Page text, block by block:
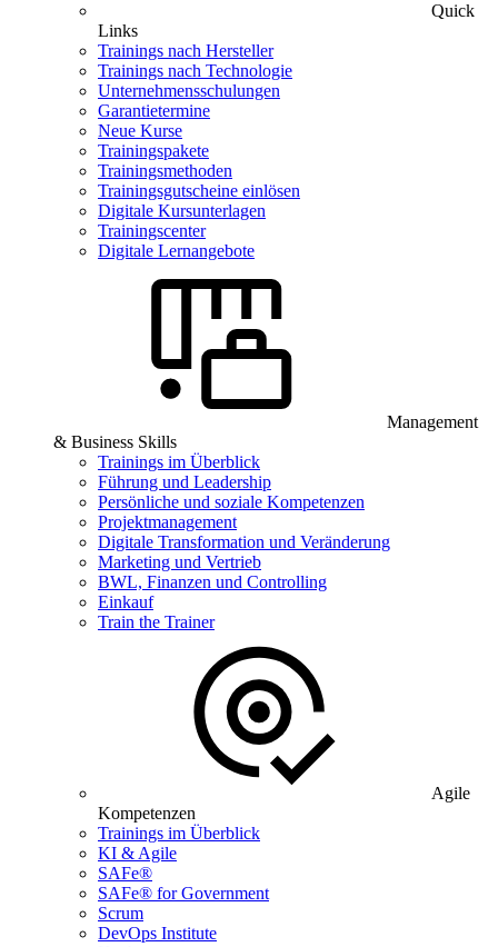
Quick
Links
Trainings nach Hersteller
Trainings nach Technologie
Unternehmensschulungen
Garantietermine
Neue Kurse
Trainingspakete
Trainingsmethoden
Trainingsgutscheine einlösen
Digitale Kursunterlagen
Trainingscenter
Digitale Lernangebote
Management
& Business Skills
Trainings im Überblick
Führung und Leadership
Persönliche und soziale Kompetenzen
Projektmanagement
Digitale Transformation und Veränderung
Marketing und Vertrieb
BWL, Finanzen und Controlling
Einkauf
Train the Trainer
Agile
Kompetenzen
Trainings im Überblick
KI & Agile
SAFe®
SAFe® for Government
Scrum
DevOps Institute